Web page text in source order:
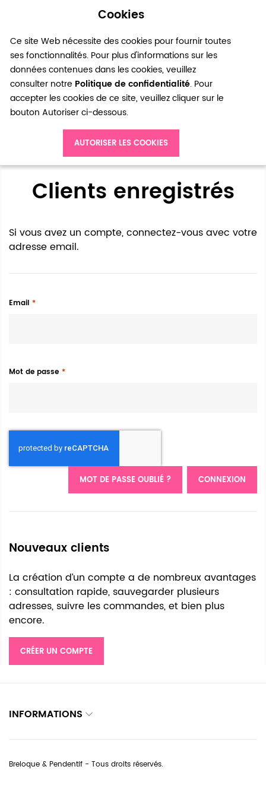
Cookies
Ce site Web nécessite des cookies pour fournir toutes
ses fonctionnalités. Pour plus d'informations sur les
données contenues dans les cookies, veuillez
consulter notre Politique de confidentialité. Pour
accepter les cookies de ce site, veuillez cliquer sur le
bouton Autoriser ci-dessous.
AUTORISER LES COOKIES
0
Accès client
Clients enregistrés
Si vous avez un compte, connectez-vous avec votre
adresse email.
Email
Mot de passe
CONNEXION
MOT DE PASSE OUBLIÉ ?
Nouveaux clients
La création d’un compte a de nombreux avantages
: consultation rapide, sauvegarder plusieurs
adresses, suivre les commandes, et bien plus
encore.
CRÉER UN COMPTE
INFORMATIONS
Breloque & Pendentif - Tous droits réservés.